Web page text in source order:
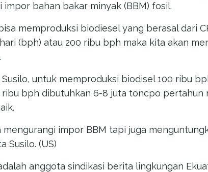
bahan bakar minyak (BBM) fosil.
memproduksi biodiesel yang berasal dari
(bph) atau 200 ribu bph maka kita akan
untuk memproduksi biodisel 100 ribu
ribu bph dibutuhkan 6-8 juta toncpo pertahun
mengurangi impor BBM tapi juga
Susilo. (US)
anggota sindikasi berita lingkungan